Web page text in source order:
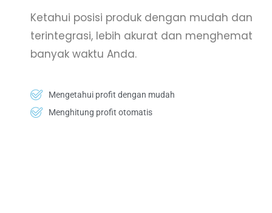
Ketahui posisi produk dengan mudah dan
terintegrasi, lebih akurat dan menghemat
banyak waktu Anda.
Mengetahui profit dengan mudah
Menghitung profit otomatis